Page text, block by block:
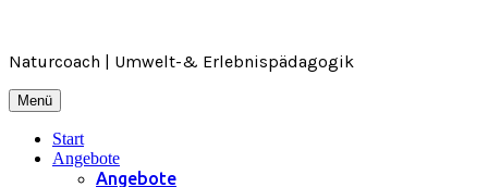
springen
Naturcoach | Umwelt-& Erlebnispädagogik
Menü
Start
Angebote
Angebote